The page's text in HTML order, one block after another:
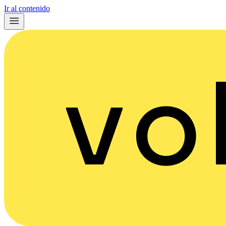
Ir al contenido